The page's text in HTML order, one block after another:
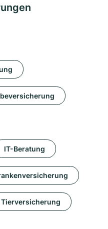
IT-Beratung
Tierversicherung